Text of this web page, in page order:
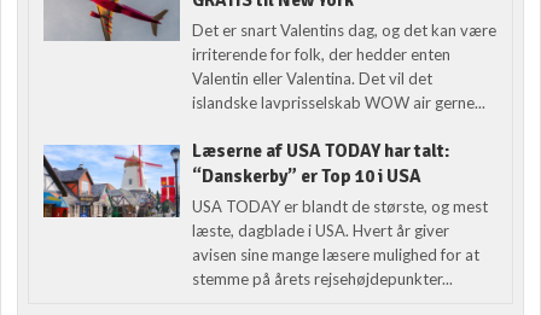
Det er snart Valentins dag, og det kan være
irriterende for folk, der hedder enten
Valentin eller Valentina. Det vil det
islandske lavprisselskab WOW air gerne...
Læserne af USA TODAY har talt:
“Danskerby” er Top 10 i USA
USA TODAY er blandt de største, og mest
læste, dagblade i USA. Hvert år giver
avisen sine mange læsere mulighed for at
stemme på årets rejsehøjdepunkter...